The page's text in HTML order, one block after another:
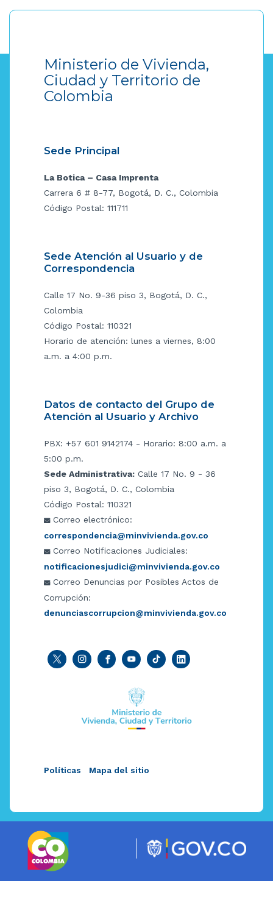
Ministerio de Vivienda,
Ciudad y Territorio de
Colombia
Sede Principal
La Botica – Casa Imprenta
Carrera 6 # 8-77, Bogotá, D. C., Colombia
Código Postal: 111711
Sede Atención al Usuario y de
Correspondencia
Calle 17 No. 9-36 piso 3, Bogotá, D. C.,
Colombia
Código Postal: 110321
Horario de atención: lunes a viernes, 8:00
a.m. a 4:00 p.m.
Datos de contacto del Grupo de
Atención al Usuario y Archivo
PBX: +57 601 9142174 - Horario: 8:00 a.m. a
5:00 p.m.
Sede Administrativa: Calle 17 No. 9 - 36
piso 3, Bogotá, D. C., Colombia
Código Postal: 110321
Correo electrónico:
correspondencia@minvivienda.gov.co
Correo Notificaciones Judiciales:
notificacionesjudici@minvivienda.gov.co
Correo Denuncias por Posibles Actos de
Corrupción:
denunciascorrupcion@minvivienda.gov.co
Políticas Mapa del sitio